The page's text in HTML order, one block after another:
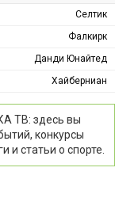
Селтик
Фалкирк
Данди Юнайтед
Хайберниан
ТВ: здесь вы
конкурсы
и статьи о спорте.